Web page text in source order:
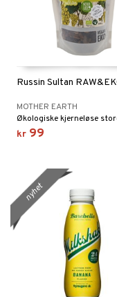
Russin Sultan
MOTHER EARTH
kr 99
nyhet